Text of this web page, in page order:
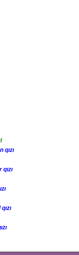
qızı